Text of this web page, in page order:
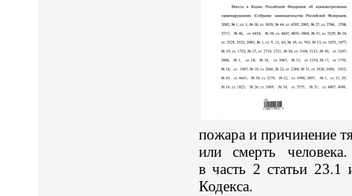
пожара и причинение
или смерть
в часть 2 статьи 23.1
Кодекса.